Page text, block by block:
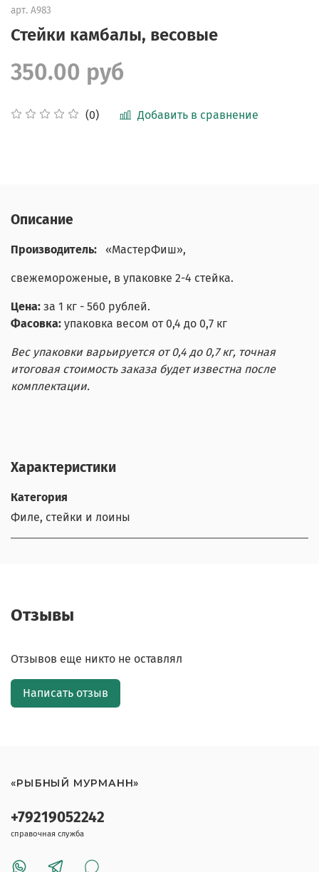
арт. А983
Стейки камбалы, весовые
(0) Добавить в сравнение
350.00 руб
Описание
Производитель: «МастерФиш»,
свежемороженые, в упаковке 2-4 стейка.
Цена: за 1 кг - 560 рублей.
Фасовка: упаковка весом от 0,4 до 0,7 кг
Вес упаковки варьируется от 0,4 до 0,7 кг, точная
итоговая стоимость заказа будет известна после
комплектации.
Характеристики
Категория
Филе, стейки и лоины
Отзывы
Отзывов еще никто не оставлял
Написать отзыв
+79219052242
справочная служба
«РЫБНЫЙ МУРМАНН»